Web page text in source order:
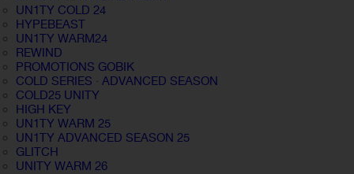
UN1TY COLD 24
HYPEBEAST
UN1TY WARM24
REWIND
PROMOTIONS GOBIK
COLD SERIES · ADVANCED SEASON
COLD25 UNITY
HIGH KEY
UN1TY WARM 25
UN1TY ADVANCED SEASON 25
GLITCH
UNITY WARM 26